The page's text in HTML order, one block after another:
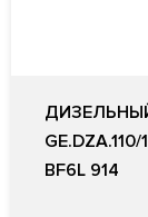
BF6L 914